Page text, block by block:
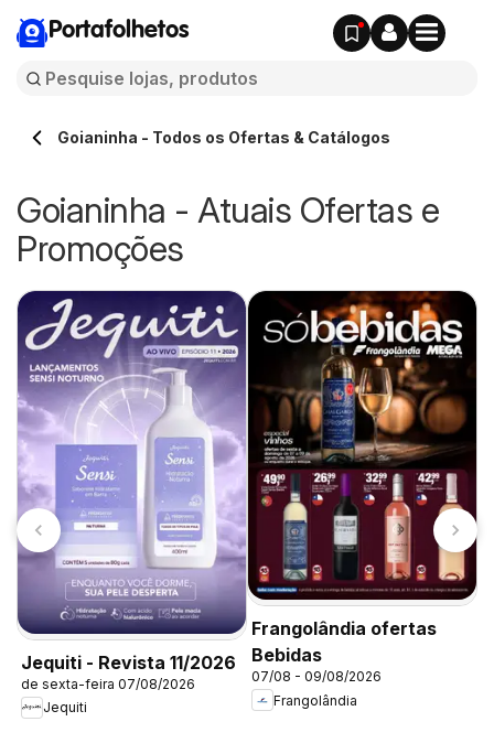
Portafolhetos
Goianinha - Todos os Ofertas & Catálogos
Goianinha - Atuais Ofertas e
Promoções
Jequiti - Revista 11/2026
de sexta-feira 07/08/2026
Jequiti
Frangolândia ofertas
Bebidas
07/08 - 09/08/2026
Frangolândia